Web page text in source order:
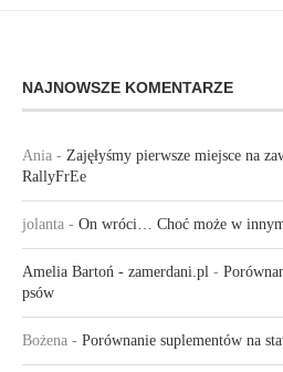
NAJNOWSZE KOMENTARZE
Ania - Zajęłyśmy pierwsze miejsce na
RallyFrEe
jolanta - On wróci… Choć może w
Amelia Bartoń - zamerdani.pl -
psów
Bożena - Porównanie suplementów na